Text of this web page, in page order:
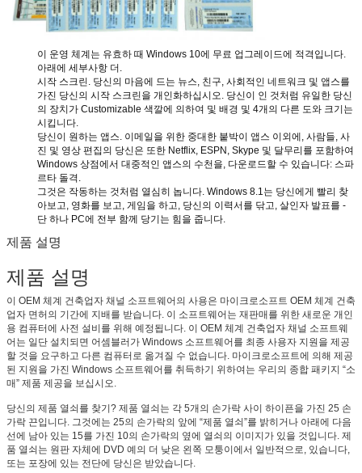
곧 다시 연락 드리겠습니다!
제출
이 운영 체계는 유효하 때 Windows 10에 무료 업그레이드에 적격입니다.
아래에 세부사항 더.
시작 스크린. 당신의 마음에 드는 뉴스, 친구, 사회적인 네트워크 및 앱스를
가진 당신의 시작 스크린을 개인화하십시오. 당신이 인 것처럼 유일한 당신
의 장치가 Customizable 색깔에 의하여 및 배경 및 4개의 다른 도와 크기는
시킵니다.
당신이 원하는 앱스. 이메일을 위한 중대한 붙박이 앱스 이외에, 사람들, 사
진 및 영상 편집의 당신은 또한 Netflix, ESPN, Skype 및 달무리를 포함하여
Windows 상점에서 대중적인 앱스의 수천을, 다운로드할 수 있습니다: 스파
르타 돌격.
그것은 작동하는 것처럼 열심히 놉니다. Windows 8.1는 당신에게 빨리 찾
아보고, 영화를 보고, 게임을 하고, 당신의 이력서를 닦고, 살인자 발표를 -
단 하나 PC에 전부 함께 당기는 힘을 줍니다.
제품 설명
제품 설명
이 OEM 체계 건축업자 채널 소프트웨어의 사용은 마이크로소프트 OEM 체계 건축
업자 면허의 기간에 지배를 받습니다. 이 소프트웨어는 재판매를 위한 새로운 개인
용 컴퓨터에 사전 설비를 위해 예정됩니다. 이 OEM 체계 건축업자 채널 소프트웨
어는 일단 설치되면 어셈블러가 Windows 소프트웨어를 최종 사용자 지원을 제공
할 것을 요구하고 다른 컴퓨터로 옮겨질 수 없습니다. 마이크로소프트에 의해 제공
된 지원을 가진 Windows 소프트웨어를 취득하기 위하여는 우리의 종합 패키지 “소
매” 제품 제공을 보십시오.
당신의 제품 열쇠를 찾기? 제품 열쇠는 각 5개의 손가락 사이 하이픈을 가진 25 손
가락 끈입니다. 그것에는 25의 손가락의 앞에 “제품 열쇠”를 밝히거나 아래에 다음
선에 남아 있는 15를 가진 10의 손가락의 옆에 열쇠의 이미지가 있을 것입니다. 제
품 열쇠는 원판 자체에 DVD 예의 더 낮은 왼쪽 모퉁이에서 일반적으로, 있습니다,
또는 포장에 있는 전단에 당신은 받았습니다.